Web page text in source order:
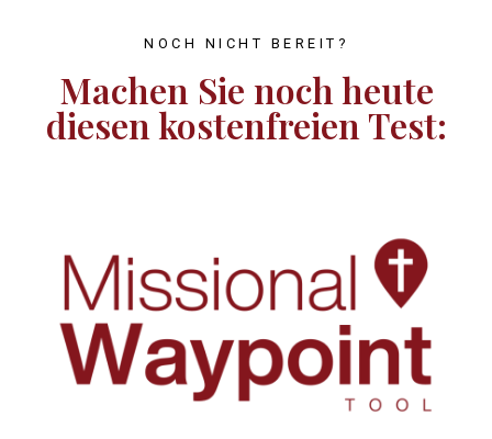
NOCH NICHT BEREIT?
Machen Sie noch heute
diesen kostenfreien Test: